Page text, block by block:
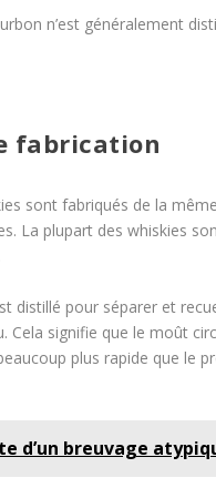
n’est généralement
fabrication
sont fabriqués de la
La plupart des whiskies
pour séparer et
Cela signifie que le moût
plus rapide que le
d’un breuvage